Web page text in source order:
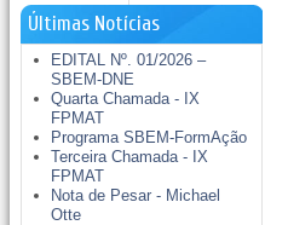
Últimas Notícias
EDITAL Nº. 01/2026 –
SBEM-DNE
Quarta Chamada - IX
FPMAT
Programa SBEM-FormAção
Terceira Chamada - IX
FPMAT
Nota de Pesar - Michael
Otte